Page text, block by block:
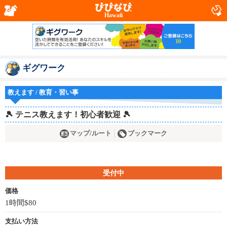
Hawaii
ギグワーク
教えます / 教育・習い事
🎾 テニス教えます！初心者歓迎 🎾
マップ/ルート ブックマーク
受付中
価格
1時間$80
支払い方法